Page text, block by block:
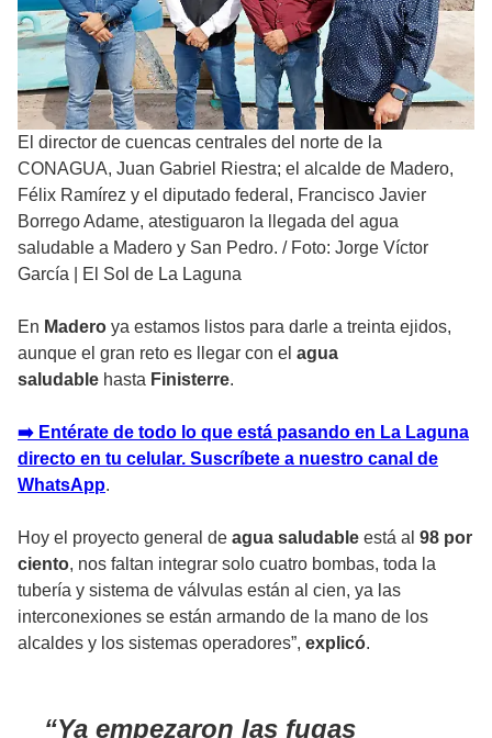
El director de cuencas centrales del norte de la
CONAGUA, Juan Gabriel Riestra; el alcalde de Madero,
Félix Ramírez y el diputado federal, Francisco Javier
Borrego Adame, atestiguaron la llegada del agua
saludable a Madero y San Pedro. / Foto: Jorge Víctor
García | El Sol de La Laguna
En Madero ya estamos listos para darle a treinta ejidos,
aunque el gran reto es llegar con el agua
saludable hasta Finisterre.
➡️ Entérate de todo lo que está pasando en La Laguna
directo en tu celular. Suscríbete a nuestro canal de
WhatsApp.
Hoy el proyecto general de agua saludable está al 98 por
ciento, nos faltan integrar solo cuatro bombas, toda la
tubería y sistema de válvulas están al cien, ya las
interconexiones se están armando de la mano de los
alcaldes y los sistemas operadores”, explicó.
Ya empezaron las fugas